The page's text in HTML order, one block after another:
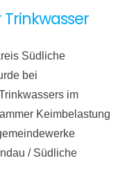
Südliche
bei
im
Keimbelastung
/ Südliche